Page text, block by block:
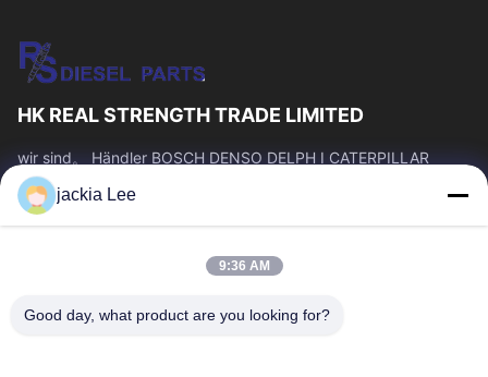
HK REAL STRENGTH TRADE LIMITED
wir sind。 Händler BOSCH DENSO DELPH I CATERPILLAR
VOLVO CUMMINS TOYOTA ISUZU Company whatsapp Zahl:
0086 159 2067 9523.
Schnelllinks
Produkte
Über Uns
Werksbesichtigung
jackia Lee
9:36 AM
Good day, what product are you looking for?